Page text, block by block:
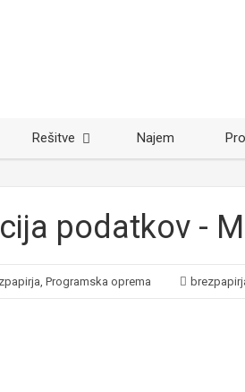
Rešitve Najem
podatkov -
, Programska oprema